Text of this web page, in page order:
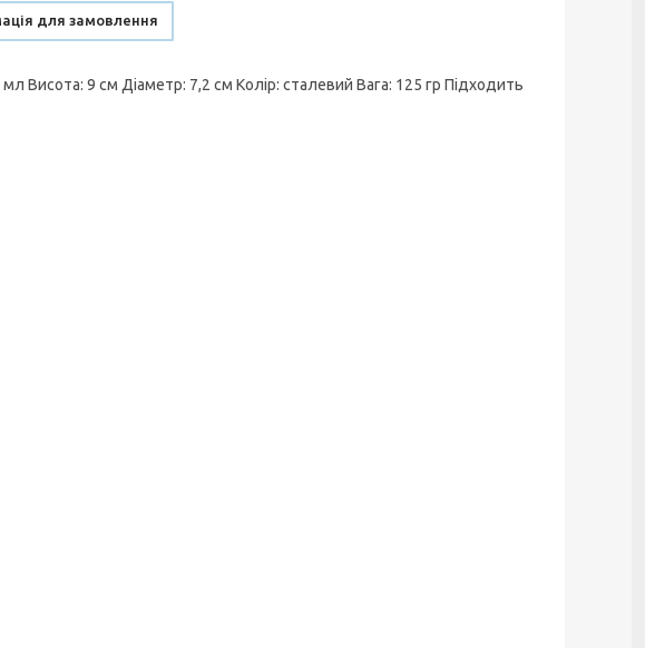
для замовлення
Висота: 9 см Діаметр: 7,2 см Колір: сталевий Вага: 125 гр Підходить